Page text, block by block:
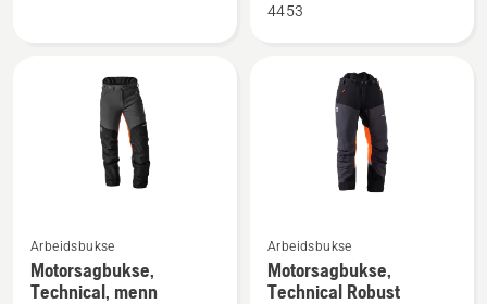
Technical,
4453
Se
flere
detaljer
Arbeidsbukse
Motorsagbukse,
Technical, menn
Se
flere
detaljer
Arbeidsbukse
Motorsagbukse,
Technical Robust